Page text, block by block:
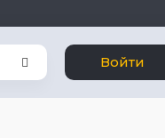
Войти